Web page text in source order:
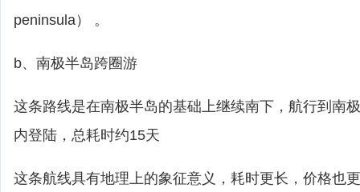
peninsula） 。
b、南极半岛跨圈游
这条路线是在南极半岛的基础上继续南下，航行到南
内登陆，总耗时约15天
这条航线具有地理上的象征意义，耗时更长，价格也